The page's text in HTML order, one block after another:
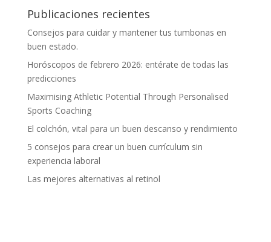
Publicaciones recientes
Consejos para cuidar y mantener tus tumbonas en
buen estado.
Horóscopos de febrero 2026: entérate de todas las
predicciones
Maximising Athletic Potential Through Personalised
Sports Coaching
El colchón, vital para un buen descanso y rendimiento
5 consejos para crear un buen currículum sin
experiencia laboral
Las mejores alternativas al retinol